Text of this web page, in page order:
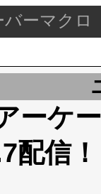
バーマクロ
ーケ
配信！